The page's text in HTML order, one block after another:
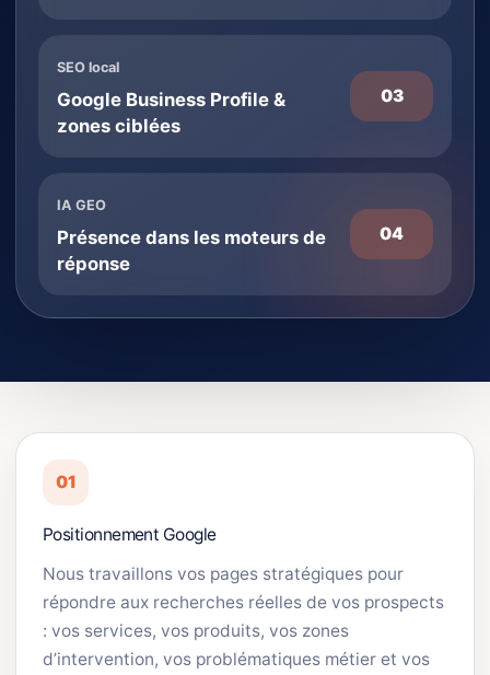
SEO local
Google Business Profile &
zones ciblées
03
IA GEO
Présence dans les moteurs de
réponse
04
01
Positionnement Google
Nous travaillons vos pages stratégiques pour
répondre aux recherches réelles de vos prospects
: vos services, vos produits, vos zones
d’intervention, vos problématiques métier et vos